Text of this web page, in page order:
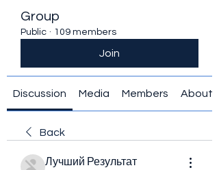
Group
Public · 109 members
Join
Discussion Media Members About
Back
Лучший Результат